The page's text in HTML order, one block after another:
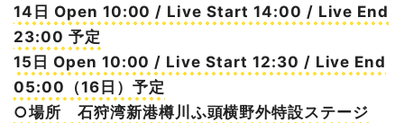
14日 Open 10:00 / Live Start 14:00 / Live End
23:00 予定
15日 Open 10:00 / Live Start 12:30 / Live End
05:00（16日）予定
○場所 石狩湾新港樽川ふ頭横野外特設ステージ